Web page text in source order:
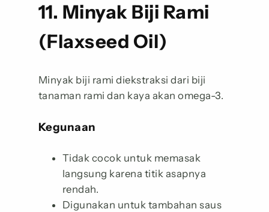
11. Minyak Biji Rami
(Flaxseed Oil)
Minyak biji rami diekstraksi dari biji
tanaman rami dan kaya akan omega-3.
Kegunaan
Tidak cocok untuk memasak
langsung karena titik asapnya
rendah.
Digunakan untuk tambahan saus